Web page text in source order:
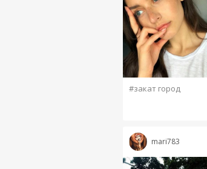
#закат город
mari783